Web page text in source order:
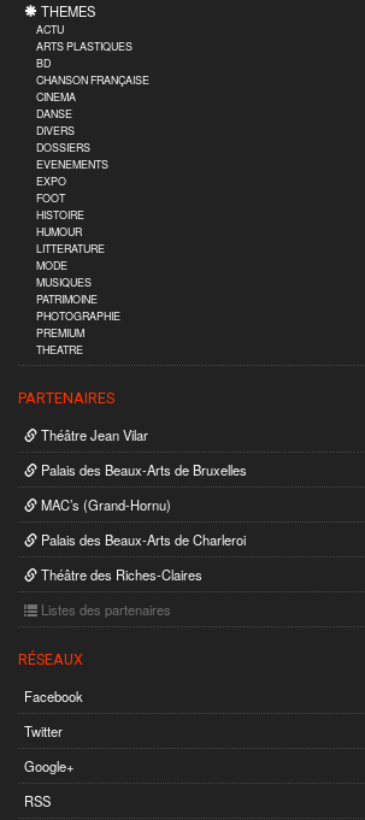
THEMES
ACTU
ARTS PLASTIQUES
BD
CHANSON FRANÇAISE
CINEMA
DANSE
DIVERS
DOSSIERS
EVENEMENTS
EXPO
FOOT
HISTOIRE
HUMOUR
LITTERATURE
MODE
MUSIQUES
PATRIMOINE
PHOTOGRAPHIE
PREMIUM
THEATRE
PARTENAIRES
Théâtre Jean Vilar
Palais des Beaux-Arts de Bruxelles
MAC’s (Grand-Hornu)
Palais des Beaux-Arts de Charleroi
Théâtre des Riches-Claires
Listes des partenaires
RÉSEAUX
Facebook
Twitter
Google+
RSS